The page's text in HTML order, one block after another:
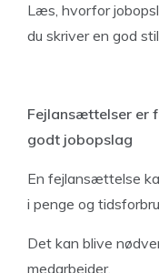
Læs, hvorfor
du skriver en god
Fejlansættelser er
godt jobopslag
En fejlansættelse
i penge og
Det kan blive
medarbejder.